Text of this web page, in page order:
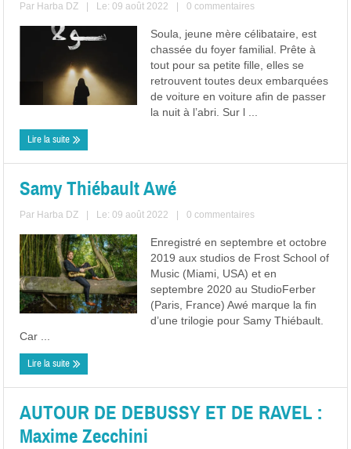
Par Harba DZ Le: 09 août 2022 0 commentaires
Soula, jeune mère célibataire, est
chassée du foyer familial. Prête à
tout pour sa petite fille, elles se
retrouvent toutes deux embarquées
de voiture en voiture afin de passer
la nuit à l’abri. Sur l ...
Lire la suite
Samy Thiébault Awé
Par Harba DZ Le: 09 août 2022 0 commentaires
Enregistré en septembre et octobre
2019 aux studios de Frost School of
Music (Miami, USA) et en
septembre 2020 au StudioFerber
(Paris, France) Awé marque la fin
d’une trilogie pour Samy Thiébault.
Car ...
Lire la suite
AUTOUR DE DEBUSSY ET DE RAVEL :
Maxime Zecchini